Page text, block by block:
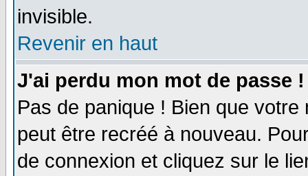
invisible.
Revenir en haut
J'ai perdu mon mot de passe !
Pas de panique ! Bien que
peut être recréé à nouveau.
de connexion et cliquez sur le